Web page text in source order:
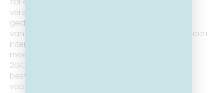
verschillende publicaties van 2GO VZW (zowel in
gedrukte als elektronische vorm, in de vorm
van een CD, DVD, video, websites, transcript van een
interview in een tijdschrift en dergelijke
meer).
2GO VZW zal het materiaal voor geen andere
bestemming mogen gebruiken zonder mijn
voorafgaande toestemming.